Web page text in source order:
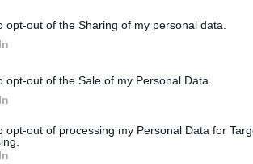
opt-out of the Sharing of my personal data.
opt-out of the Sale of my Personal Data.
opt-out of processing my Personal Data for
ΚΑΙ Η DARA ΑΠΌ ΤΗ BULGARIA
της
ενδυμασία πειρατίνας, φορώντας
τον